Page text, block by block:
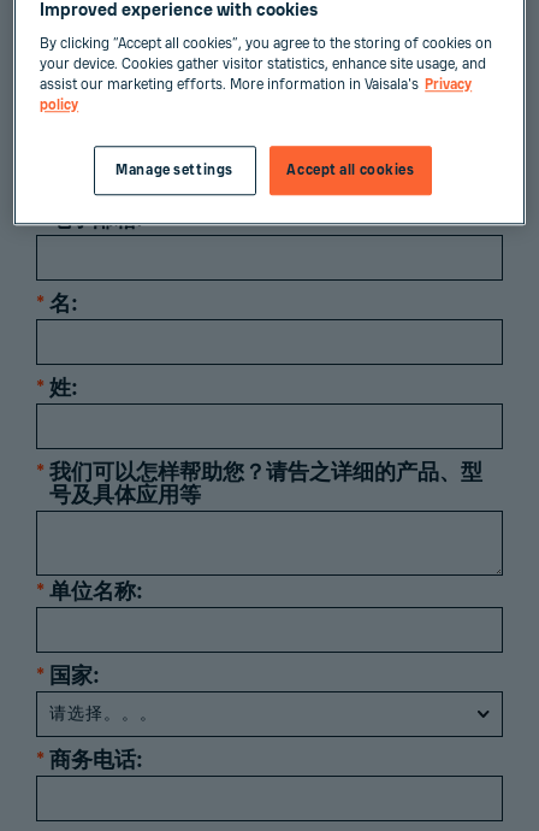
是否已准备好了解维萨拉的传感技术如何满足您
的需求？我们随时为您服务！请填写以下表格，
我们将尽快与您联系，共同探讨您在气象和环境
*电子邮箱:
* 名:
* 姓:
* 我们可以怎样帮助您？请告之详细的产品、型
号及具体应用等
* 单位名称:
* 国家:
* 商务电话:
Improved experience with cookies
By clicking “Accept all cookies”, you agree to the storing of cookies on
your device. Cookies gather visitor statistics, enhance site usage, and
assist our marketing efforts. More information in Vaisala's Privacy
policy
Accept all cookies
Manage settings